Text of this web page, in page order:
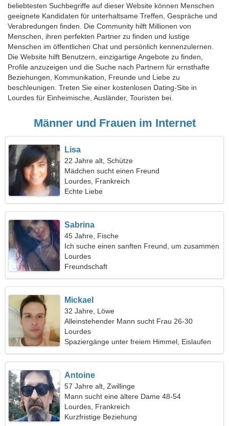
beliebtesten Suchbegriffe auf dieser Website können Menschen
geeignete Kandidaten für unterhaltsame Treffen, Gespräche und
Verabredungen finden. Die Community hilft Millionen von
Menschen, ihren perfekten Partner zu finden und lustige
Menschen im öffentlichen Chat und persönlich kennenzulernen.
Die Website hilft Benutzern, einzigartige Angebote zu finden,
Profile anzuzeigen und die Suche nach Partnern für ernsthafte
Beziehungen, Kommunikation, Freunde und Liebe zu
beschleunigen. Treten Sie einer kostenlosen Dating-Site in
Lourdes für Einheimische, Ausländer, Touristen bei.
Männer und Frauen im Internet
Lisa
22 Jahre alt, Schütze
Mädchen sucht einen Freund
Lourdes, Frankreich
Echte Liebe
Sabrina
45 Jahre, Fische
Ich suche einen sanften Freund, um zusammen
zu reisen
Lourdes
Freundschaft
Mickael
32 Jahre, Löwe
Alleinstehender Mann sucht Frau 26-30
Lourdes
Spaziergänge unter freiem Himmel, Eislaufen
Antoine
57 Jahre alt, Zwillinge
Mann sucht eine ältere Dame 48-54
Lourdes, Frankreich
Kurzfristige Beziehung